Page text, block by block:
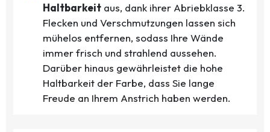
Haltbarkeit aus, dank ihrer Abriebklasse 3.
Flecken und Verschmutzungen lassen sich
mühelos entfernen, sodass Ihre Wände
immer frisch und strahlend aussehen.
Darüber hinaus gewährleistet die hohe
Haltbarkeit der Farbe, dass Sie lange
Freude an Ihrem Anstrich haben werden.